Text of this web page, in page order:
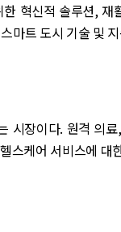
혁신적 솔루션,
마트 도시 기술 및
시장이다. 원격 의
스케어 서비스에 대